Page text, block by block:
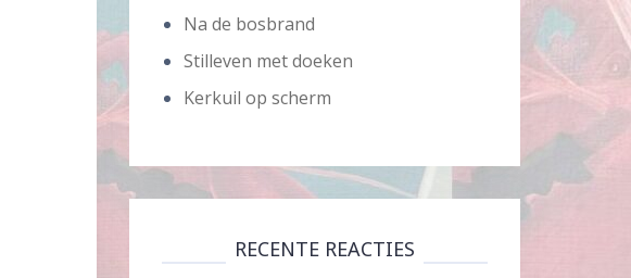
Na de bosbrand
Stilleven met doeken
Kerkuil op scherm
RECENTE REACTIES